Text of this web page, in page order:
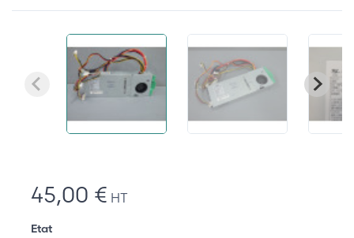
45,00 € HT
Etat